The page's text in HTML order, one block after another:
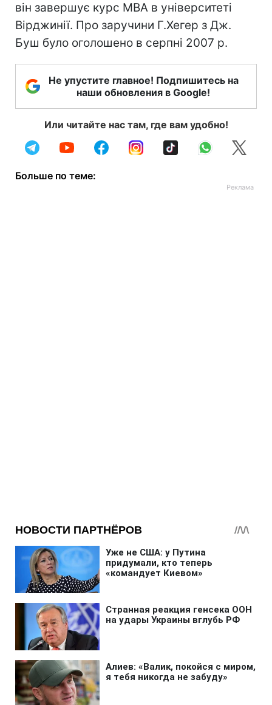
він завершує курс МВА в університеті
Вірджинії. Про заручини Г.Хегер з Дж.
Буш було оголошено в серпні 2007 р.
Не упустите главное! Подпишитесь на
наши обновления в Google!
Или читайте нас там, где вам удобно!
Больше по теме: